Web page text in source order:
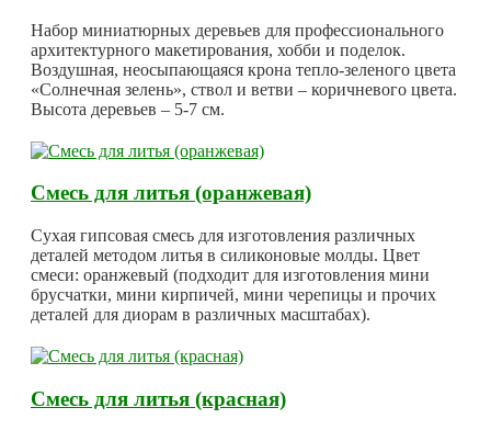
Набор миниатюрных деревьев для профессионального
архитектурного макетирования, хобби и поделок.
Воздушная, неосыпающаяся крона тепло-зеленого цвета
«Солнечная зелень», ствол и ветви – коричневого цвета.
Высота деревьев – 5-7 см.
Смесь для литья (оранжевая)
Сухая гипсовая смесь для изготовления различных
деталей методом литья в силиконовые молды. Цвет
смеси: оранжевый (подходит для изготовления мини
брусчатки, мини кирпичей, мини черепицы и прочих
деталей для диорам в различных масштабах).
Смесь для литья (красная)